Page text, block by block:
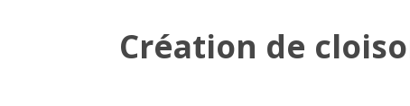
Création de